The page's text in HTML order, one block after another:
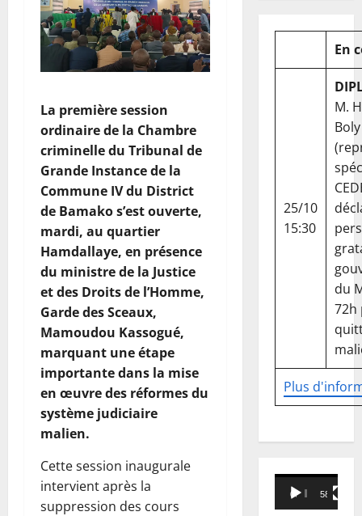
La première session
ordinaire de la Chambre
criminelle du Tribunal de
Grande Instance de la
Commune IV du District
de Bamako s’est ouverte,
mardi, au quartier
Hamdallaye, en présence
du ministre de la Justice
et des Droits de l’Homme,
Garde des Sceaux,
Mamoudou Kassogué,
marquant une étape
importante dans la mise
en œuvre des réformes du
système judiciaire
malien.
Cette session inaugurale
intervient après la
suppression des cours
En
Plus
25/10
15:30
M.
Boly
du
72h
Lecteur
vidéo
00:00 58:18